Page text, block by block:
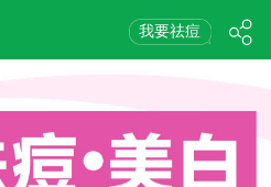
我要祛痘